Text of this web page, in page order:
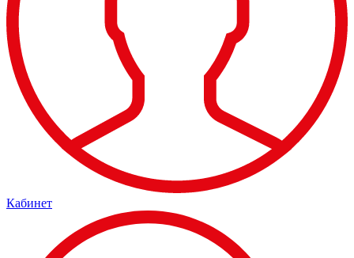
Кабинет